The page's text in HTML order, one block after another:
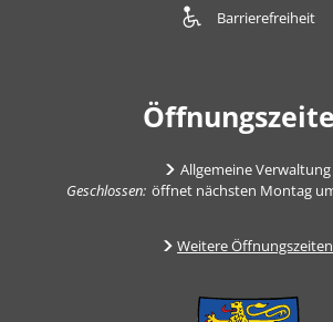
Barrierefreiheit
Allgemeine Verwaltung
Klicken, um weitere Öffnungs- oder
Geschlossen: öffnet nächsten Montag
Weitere Öffnungszeiten